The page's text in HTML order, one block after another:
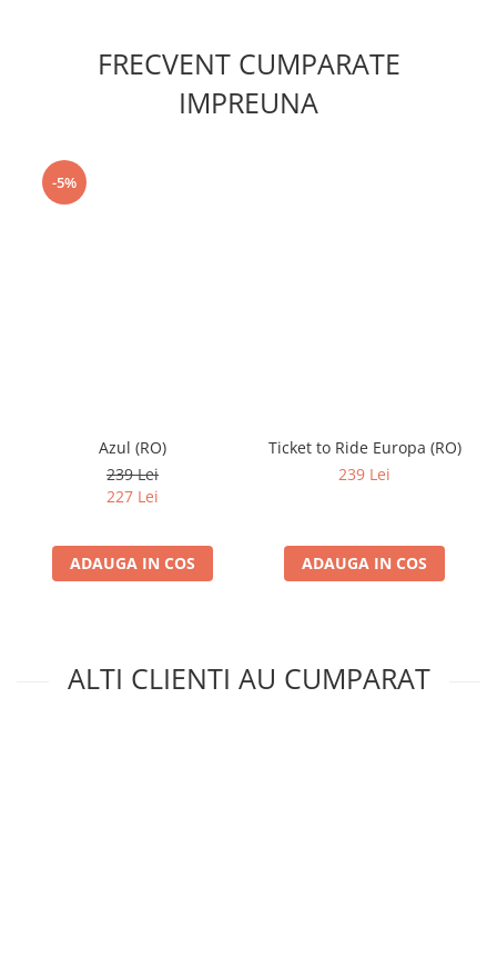
FRECVENT CUMPARATE
IMPREUNA
-5%
Azul (RO)
239 Lei
227 Lei
ADAUGA IN COS
Ticket to Ride Europa (RO)
239 Lei
ADAUGA IN COS
ALTI CLIENTI AU CUMPARAT